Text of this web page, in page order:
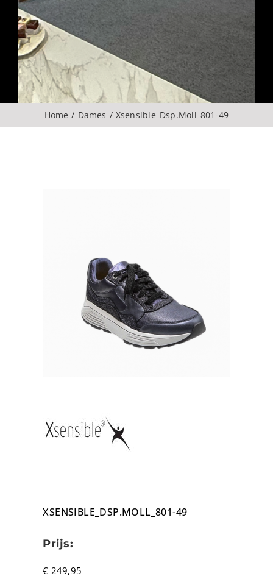
Over ons
CONTACT
Home Dames Xsensible_Dsp.Moll_801-49
XSENSIBLE_DSP.MOLL_801-49
Prijs:
€ 249,95